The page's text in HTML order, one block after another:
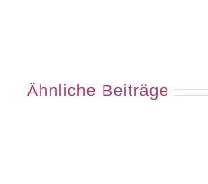
Ähnliche Beiträge